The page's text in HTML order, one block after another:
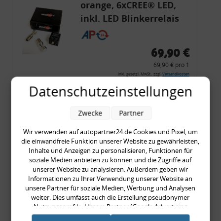
orange, 6xCREE® LED,
inkl. LED Blinkerrelais
CF 14
69,90 €
69,90 € pro 1
inkl. gesetzl. MwSt., zzgl. Versandkosten
Merkzettel
Zum Artikel
Rückleuchtenband mit
Blinker, rot, US-Ecken,
Audi 80 Cabrio, Typ 89,
OE-Nr.: 8G0945225 +
8G0945225C
999,99 €
Datenschutzeinstellungen
Wir verwenden auf autopartner24.de Cookies und Pixel, um
die einwandfreie Funktion unserer Website zu gewährleisten,
Inhalte und Anzeigen zu personalisieren, Funktionen für
soziale Medien anbieten zu können und die Zugriffe auf
unserer Website zu analysieren. Außerdem geben wir
Informationen zu Ihrer Verwendung unserer Website an
unsere Partner für soziale Medien, Werbung und Analysen
weiter. Dies umfasst auch die Erstellung pseudonymer
Nutzungsprofile. Unsere Partner (Google Advertising
Products) führen diese Informationen möglicherweise mit
Zwecke Partner